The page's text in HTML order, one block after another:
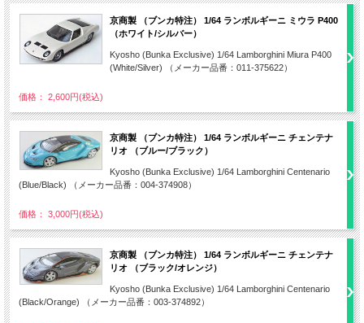
京商製 （ブンカ特注） 1/64 ランボルギーニ ミウラ P400
（ホワイト/シルバー）
Kyosho (Bunka Exclusive) 1/64 Lamborghini Miura P400
(White/Silver) （メーカー品番：011-375622）
価格： 2,600円(税込)
京商製 （ブンカ特注） 1/64 ランボルギーニ チェンテナ
リオ （ブルー/ブラック）
Kyosho (Bunka Exclusive) 1/64 Lamborghini Centenario
(Blue/Black) （メーカー品番：004-374908）
価格： 3,000円(税込)
京商製 （ブンカ特注） 1/64 ランボルギーニ チェンテナ
リオ （ブラック/オレンジ）
Kyosho (Bunka Exclusive) 1/64 Lamborghini Centenario
(Black/Orange) （メーカー品番：003-374892）